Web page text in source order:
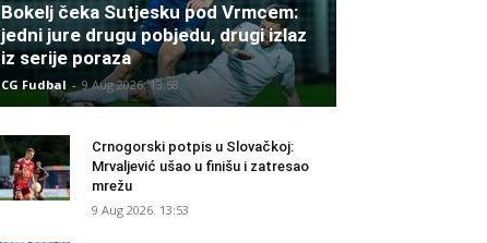
Bokelj čeka Sutjesku pod Vrmcem:
jedni jure drugu pobjedu, drugi izlaz
iz serije poraza
CG Fudbal - 9 Aug 2026. 13:58
Crnogorski potpis u Slovačkoj:
Mrvaljević ušao u finišu i zatresao
mrežu
9 Aug 2026. 13:53